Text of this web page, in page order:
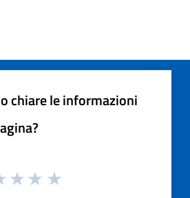
chiare le informazioni